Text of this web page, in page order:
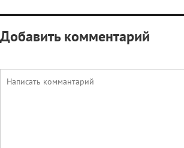
Добавить комментарий